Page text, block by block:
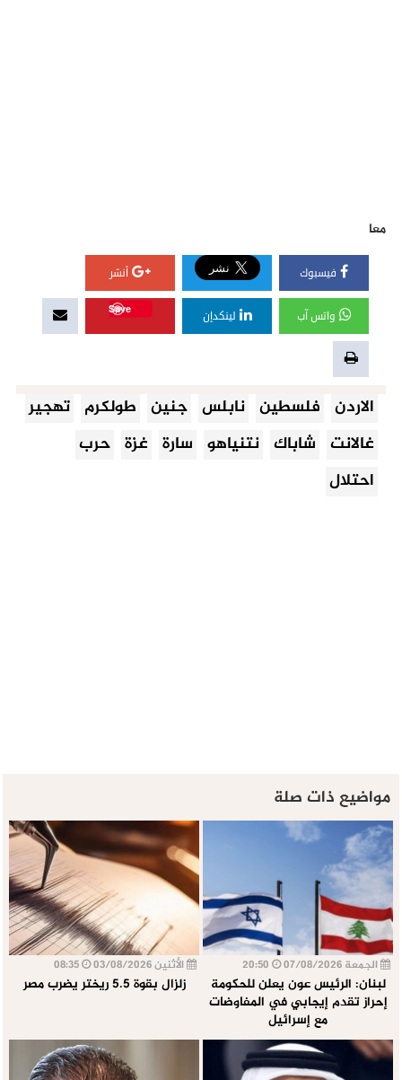
معا
فيسبوك أنشر
واتس آب لينكدإن
Save
الاردن فلسطين نابلس جنين طولكرم تهجير
غالانت شاباك نتنياهو سارة غزة حرب
احتلال
مواضيع ذات صلة
الجمعة 07/08/2026
لبنان: الرئيس عون يعلن للحكومة
إحراز تقدم إيجابي في المفاوضات
مع إسرائيل
الأثنين 03/08/2026
زلزال بقوة 5.5 ريختر يضرب مصر